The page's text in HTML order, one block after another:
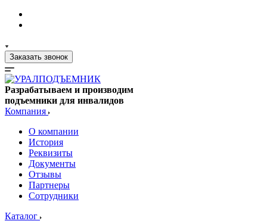
Заказать звонок
Разрабатываем и производим
подъемники для инвалидов
Компания
О компании
История
Реквизиты
Документы
Отзывы
Партнеры
Сотрудники
Каталог